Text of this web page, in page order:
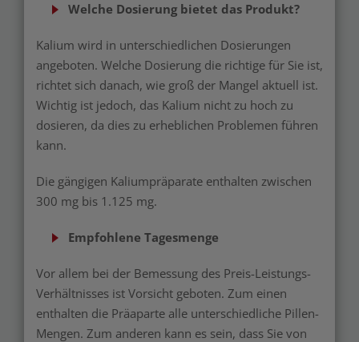
Welche Dosierung bietet das Produkt?
Kalium wird in unterschiedlichen Dosierungen
angeboten. Welche Dosierung die richtige für Sie ist,
richtet sich danach, wie groß der Mangel aktuell ist.
Wichtig ist jedoch, das Kalium nicht zu hoch zu
dosieren, da dies zu erheblichen Problemen führen
kann.
Die gängigen Kaliumpräparate enthalten zwischen
300 mg bis 1.125 mg.
Empfohlene Tagesmenge
Vor allem bei der Bemessung des Preis-Leistungs-
Verhältnisses ist Vorsicht geboten. Zum einen
enthalten die Präaparte alle unterschiedliche Pillen-
Mengen. Zum anderen kann es sein, dass Sie von